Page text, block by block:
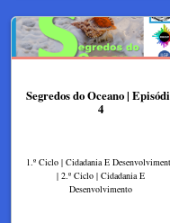
Segredos do Oceano |
4
1.º Ciclo | Cidadania E
| 2.º Ciclo | Cidadania E
Desenvolvimento